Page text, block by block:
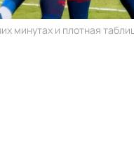
минутах и плотная